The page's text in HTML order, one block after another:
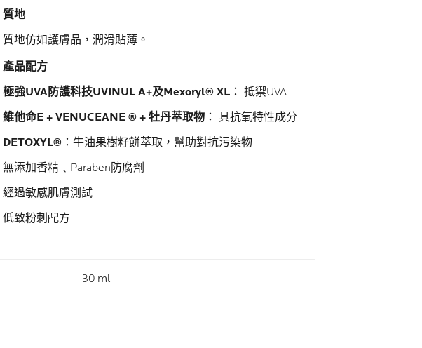
質地
質地仿如護膚品，潤滑貼薄。
產品配方
極強UVA防護科技UVINUL A+及Mexoryl® XL ： 抵禦UVA
維他命E + VENUCEANE ® + 牡丹萃取物 ： 具抗氧特性成分
DETOXYL® ：牛油果樹籽餅萃取，幫助對抗污染物
無添加香精﹑Paraben防腐劑
經過敏感肌膚測試
低致粉刺配方
Volume
30 ml